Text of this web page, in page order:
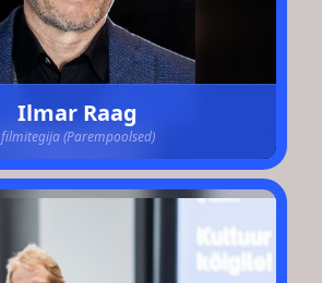
Ilmar Raag
filmitegija (Parempoolsed)